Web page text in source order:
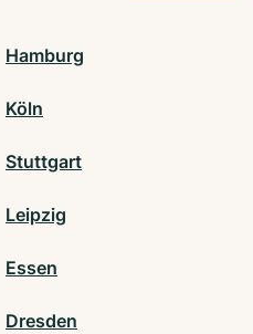
Hamburg
Köln
Stuttgart
Leipzig
Essen
Dresden